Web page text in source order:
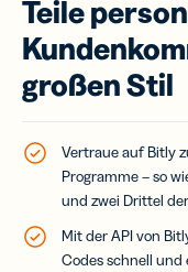
Teile
großen Stil
Vertraue auf Bitly
Programme – so
und zwei Drittel
Mit der API von
Codes schnell